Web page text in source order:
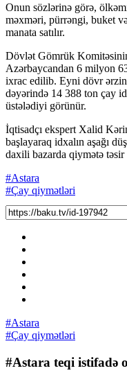
Onun sözlərinə görə,
məxməri, pürrəngi, buket
manata satılır.
Dövlət Gömrük
Azərbaycandan 6 milyon
ixrac edilib. Eyni dövr
dəyərində 14 388 ton çay
üstələdiyi görünür.
İqtisadçı ekspert Xalid
başlayaraq idxalın aşağı
daxili bazarda qiymətə təsir
#Astara
#Çay qiymətləri
#Astara
#Çay qiymətləri
#Astara teqi istifadə